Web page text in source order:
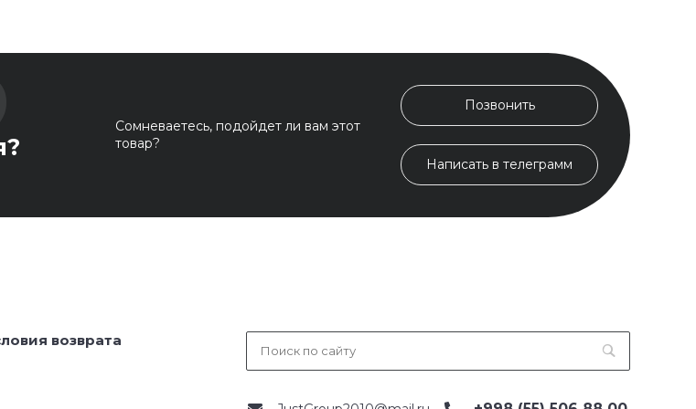
Сомневаетесь, подойдет ли вам этот
товар?
Позвонить
Написать в телеграмм
возврата